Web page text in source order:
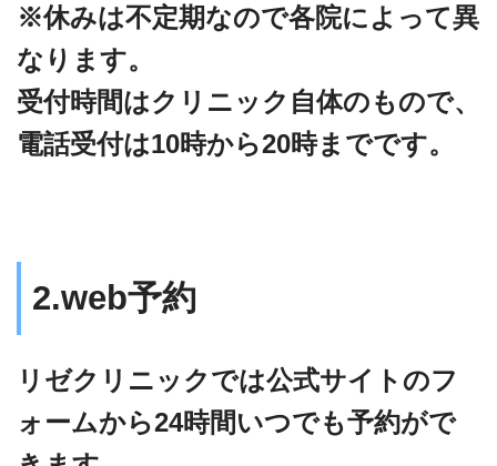
※休みは不定期なので各院によって異
なります。
受付時間はクリニック自体のもので、
電話受付は10時から20時までです。
2.web予約
リゼクリニックでは公式サイトのフ
ォームから24時間いつでも予約がで